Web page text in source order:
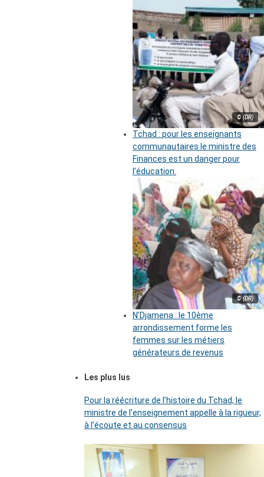
© (DR)
Tchad : pour les enseignants
communautaires le ministre des
Finances est un danger pour
l’éducation.
© (DR)
N’Djamena : le 10ème
arrondissement forme les
femmes sur les métiers
générateurs de revenus
Les plus lus
Pour la réécriture de l’histoire du Tchad, le
ministre de l’enseignement appelle à la rigueur,
à l’écoute et au consensus